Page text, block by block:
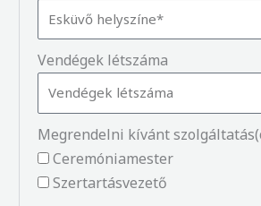
Vendégek létszáma
Megrendelni kívánt
Ceremóniamester
Szertartásvezető